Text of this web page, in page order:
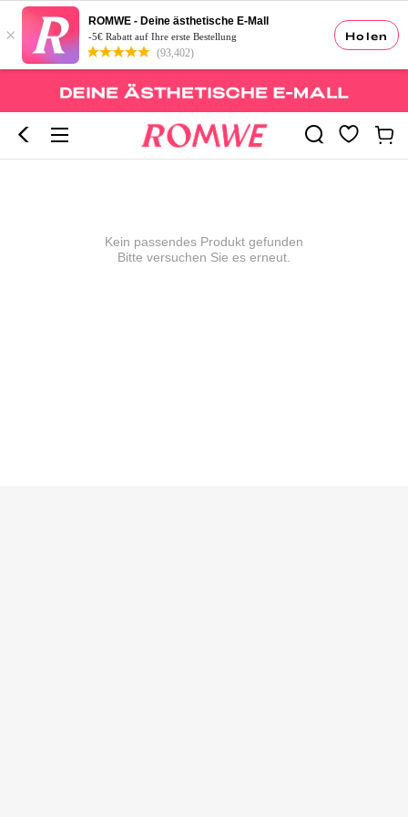
Holen
×
ROMWE - Deine ästhetische E-Mall
-5€ Rabatt auf Ihre erste Bestellung
(93,402)
Kein passendes Produkt gefunden
Bitte versuchen Sie es erneut.